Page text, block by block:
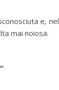
e,
mai noiosa.